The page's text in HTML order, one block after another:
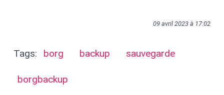
09 avril 2023 à 17:02
Tags: borg backup sauvegarde
borgbackup